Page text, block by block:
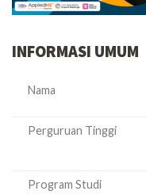
INFORMASI UMUM
Nama
Perguruan Tinggi
Program Studi